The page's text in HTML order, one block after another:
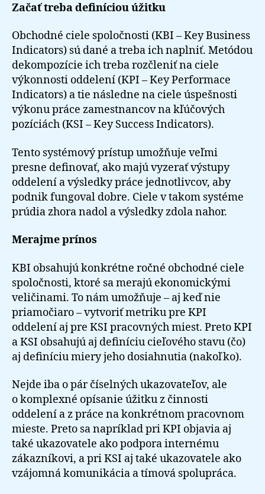
Začať treba definíciou úžitku
Obchodné ciele spoločnosti (KBI – Key Business
Indicators) sú dané a treba ich naplniť. Metódou
dekompozície ich treba rozčleniť na ciele
výkonnosti oddelení (KPI – Key Performace
Indicators) a tie následne na ciele úspešnosti
výkonu práce zamestnancov na kľúčových
pozíciách (KSI – Key Success Indicators).
Tento systémový prístup umožňuje veľmi
presne definovať, ako majú vyzerať výstupy
oddelení a výsledky práce jednotlivcov, aby
podnik fungoval dobre. Ciele v takom systéme
prúdia zhora nadol a výsledky zdola nahor.
Merajme prínos
KBI obsahujú konkrétne ročné obchodné ciele
spoločnosti, ktoré sa merajú ekonomickými
veličinami. To nám umožňuje – aj keď nie
priamočiaro – vytvoriť metriku pre KPI
oddelení aj pre KSI pracovných miest. Preto KPI
a KSI obsahujú aj definíciu cieľového stavu (čo)
aj definíciu miery jeho dosiahnutia (nakoľko).
Nejde iba o pár číselných ukazovateľov, ale
o komplexné opísanie úžitku z činnosti
oddelení a z práce na konkrétnom pracovnom
mieste. Preto sa napríklad pri KPI objavia aj
také ukazovatele ako podpora internému
zákazníkovi, a pri KSI aj také ukazovatele ako
vzájomná komunikácia a tímová spolupráca.